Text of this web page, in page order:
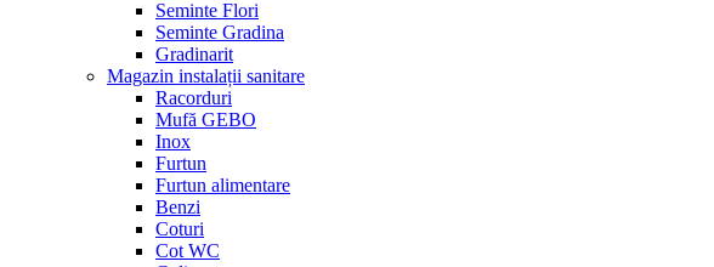
Seminte Flori
Seminte Gradina
Gradinarit
Magazin instalații sanitare
Racorduri
Mufă GEBO
Inox
Furtun
Furtun alimentare
Benzi
Coturi
Cot WC